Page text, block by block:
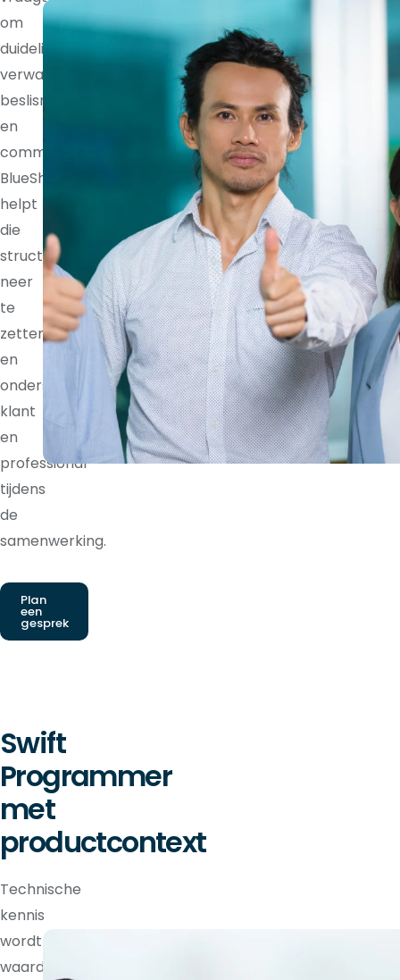
om
duidelijke
verwachtingen,
beslisrechten
en
communicatieritmes.
BlueShores
helpt
die
structuur
neer
te
zetten
en
ondersteunt
klant
en
professional
tijdens
de
samenwerking.
Plan
een
gesprek
Swift
Programmer
met
productcontext
Technische
kennis
wordt
waardevoller